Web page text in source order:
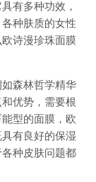
有多种功效，
种肤质的女性
诗漫珍珠面膜
森林哲学精华
优势，需要根
型的面膜，欧
有良好的保湿
种皮肤问题都